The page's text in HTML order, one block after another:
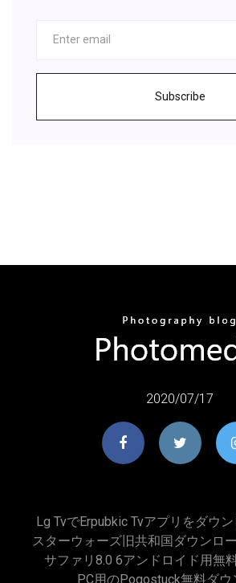
Subscribe
2020/07/17
Lg Tvでerpubkic Tvアプリをダウ
スターウォーズ旧共和国ダウンロ
サファリ8.0 6アンドロイド用無
PC用のpogostuck無料ダウ